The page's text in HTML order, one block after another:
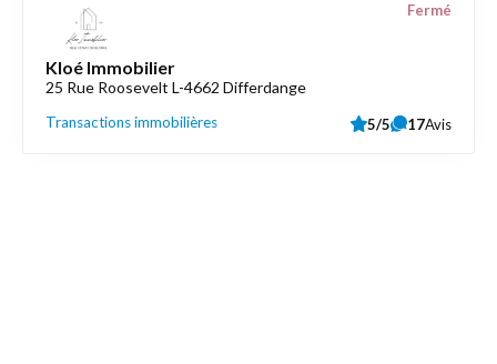
Kloé Immobilier
25 Rue Roosevelt L-4662 Differdange
Transactions immobilières
Fermé
5/5 17Avis